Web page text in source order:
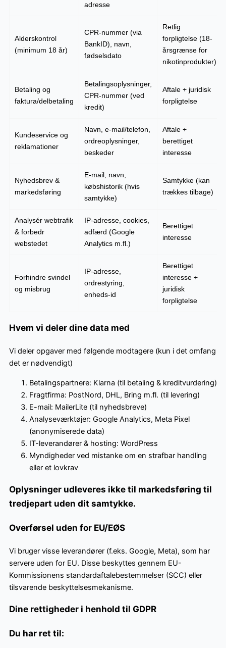
adresse
Alderskontrol
(minimum 18 år)
CPR-nummer (via
BankID), navn,
fødselsdato
Retlig
forpligtelse (18-
årsgrænse for
nikotinprodukter)
Betaling og
faktura/delbetaling
Betalingsoplysninger,
CPR-nummer (ved
kredit)
Aftale + juridisk
forpligtelse
Kundeservice og
reklamationer
Navn, e-mail/telefon,
ordreoplysninger,
beskeder
Aftale +
berettiget
interesse
Nyhedsbrev &
markedsføring
E-mail, navn,
købshistorik (hvis
samtykke)
Samtykke (kan
trækkes tilbage)
Analysér webtrafik
& forbedr
webstedet
IP-adresse, cookies,
adfærd (Google
Analytics m.fl.)
Berettiget
interesse
Forhindre svindel
og misbrug
IP-adresse,
ordrestyring,
enheds-id
Berettiget
interesse +
juridisk
forpligtelse
Hvem vi deler dine data med
Vi deler opgaver med følgende modtagere (kun i det omfang
det er nødvendigt)
Betalingspartnere: Klarna (til betaling & kreditvurdering)
Fragtfirma: PostNord, DHL, Bring m.fl. (til levering)
E-mail: MailerLite (til nyhedsbreve)
Analyseværktøjer: Google Analytics, Meta Pixel
(anonymiserede data)
IT-leverandører & hosting: WordPress
Myndigheder ved mistanke om en strafbar handling
eller et lovkrav
Oplysninger udleveres ikke til markedsføring til
tredjepart uden dit samtykke.
Overførsel uden for EU/EØS
Vi bruger visse leverandører (f.eks. Google, Meta), som har
servere uden for EU. Disse beskyttes gennem EU-
Kommissionens standardaftalebestemmelser (SCC) eller
tilsvarende beskyttelsesmekanisme.
Dine rettigheder i henhold til GDPR
Du har ret til: